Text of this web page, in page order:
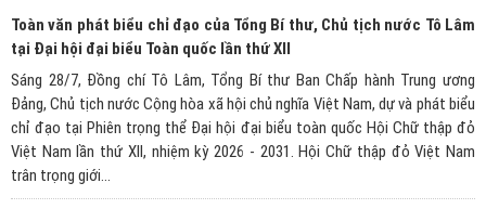
Toàn văn phát biểu chỉ đạo của Tổng Bí thư, Chủ tịch nước Tô Lâm
tại Đại hội đại biểu Toàn quốc lần thứ XII
Sáng 28/7, Đồng chí Tô Lâm, Tổng Bí thư Ban Chấp hành Trung ương
Đảng, Chủ tịch nước Cộng hòa xã hội chủ nghĩa Việt Nam, dự và phát biểu
chỉ đạo tại Phiên trọng thể Đại hội đại biểu toàn quốc Hội Chữ thập đỏ
Việt Nam lần thứ XII, nhiệm kỳ 2026 - 2031. Hội Chữ thập đỏ Việt Nam
trân trọng giới...